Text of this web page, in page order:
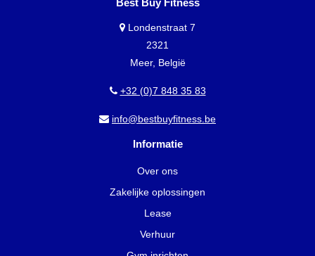
Londenstraat 7
2321
Meer, België
+32 (0)7 848 35 83
info@bestbuyfitness.be
Informatie
Over ons
Zakelijke oplossingen
Lease
Verhuur